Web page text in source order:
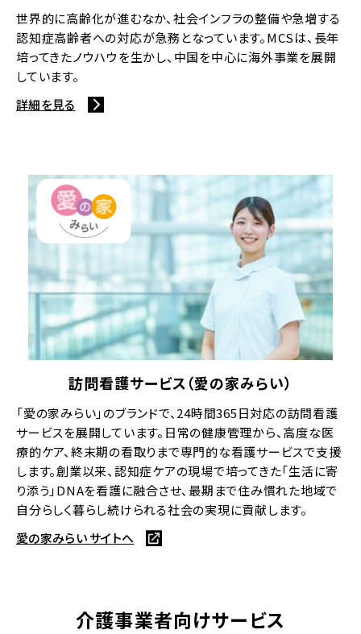
世界的に高齢化が進むなか、社会インフラの整備や急増する
認知症高齢者への対応が急務となっています。MCSは、長年
培ってきたノウハウを生かし、中国を中心に海外事業を展開
しています。
詳細を見る
訪問看護サービス（愛の家みらい）
「愛の家みらい」のブランドで、24時間365日対応の訪問看護
サービスを展開しています。日常の健康管理から、高度な医
療的ケア、終末期の看取りまで専門的な看護サービスで支援
します。創業以来、認知症ケアの現場で培ってきた「生活に寄
り添う」DNAを看護に融合させ、最期まで住み慣れた地域で
自分らしく暮らし続けられる社会の実現に貢献します。
愛の家みらい サイトへ
介護事業者向けサービス